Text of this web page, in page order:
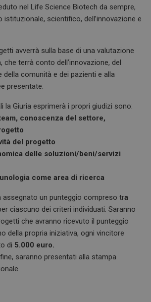
nel Life Science Biotech da sempre,
istituzionale, scientifico, dell’innovazione e
avverrà sulla base di una valutazione
che terrà conto dell’innovazione, del
della comunità e dei pazienti e alla
presentate.
la Giuria esprimerà i propri giudizi sono:
conoscenza del settore,
del progetto
delle soluzioni/beni/servizi
come area di ricerca
assegnato un punteggio compreso tra
ciascuno dei criteri individuati. Saranno
che avranno ricevuto il punteggio
della propria iniziativa, ogni vincitore
di 5.000 euro.
saranno presentati alla stampa